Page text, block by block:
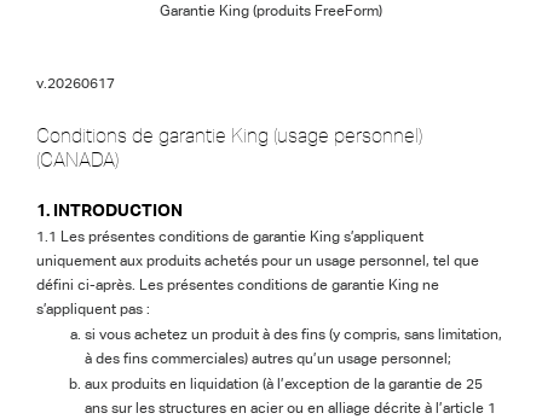
Garantie King (produits FreeForm)
v.20260617
Conditions de garantie King (usage personnel)
(CANADA)
1. INTRODUCTION
1.1 Les présentes conditions de garantie King s’appliquent
uniquement aux produits achetés pour un usage personnel, tel que
défini ci-après. Les présentes conditions de garantie King ne
s’appliquent pas :
si vous achetez un produit à des fins (y compris, sans limitation,
à des fins commerciales) autres qu’un usage personnel;
aux produits en liquidation (à l’exception de la garantie de 25
ans sur les structures en acier ou en alliage décrite à l’article 1